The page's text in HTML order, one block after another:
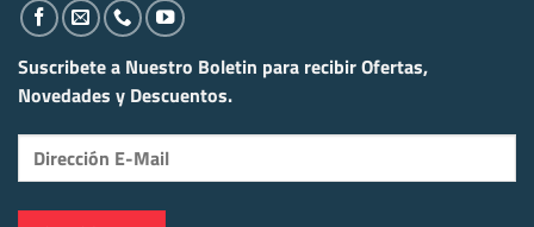
Suscribete a Nuestro Boletin para recibirOfertas,
Novedades y Descuentos.